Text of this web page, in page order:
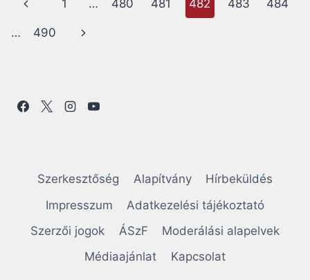
navigation
Előző
oldal
1 … 480 481 482 483 484
… 490
Következő
Szerkesztőség Alapítvány
Hírbeküldés
Impresszum
Adatkezelési tájékoztató
Szerzői jogok
ÁSzF
Moderálási alapelvek
Médiaajánlat
Kapcsolat